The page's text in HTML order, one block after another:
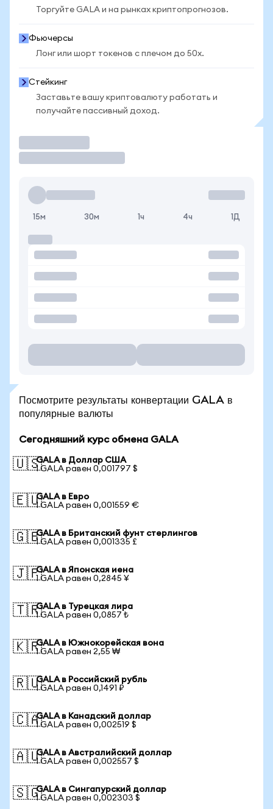
Торгуйте GALA и на рынках криптопрогнозов.
Фьючерсы
Лонг или шорт токенов с плечом до 50x.
Стейкинг
Заставьте вашу криптовалюту работать и
получайте пассивный доход.
15м 30м 1ч 4ч 1Д
Посмотрите результаты конвертации GALA в
популярные валюты
Сегодняшний курс обмена GALA
🇺🇸GALA в Доллар США
1 GALA равен 0,001797 $
🇪🇺GALA в Евро
1 GALA равен 0,001559 €
🇬🇧GALA в Британский фунт стерлингов
1 GALA равен 0,001335 £
🇯🇵GALA в Японская иена
1 GALA равен 0,2845 ¥
🇹🇷GALA в Турецкая лира
1 GALA равен 0,0857 ₺
🇰🇷GALA в Южнокорейская вона
1 GALA равен 2,55 ₩
🇷🇺GALA в Российский рубль
1 GALA равен 0,1491 ₽
🇨🇦GALA в Канадский доллар
1 GALA равен 0,002519 $
🇦🇺GALA в Австралийский доллар
1 GALA равен 0,002557 $
🇸🇬GALA в Сингапурский доллар
1 GALA равен 0,002303 $